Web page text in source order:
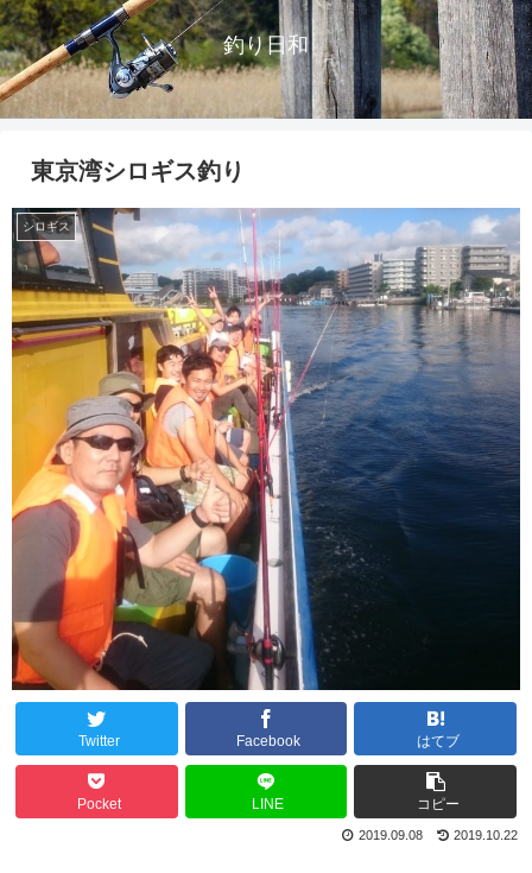
釣り日和
東京湾シロギス釣り
シロギス
Twitter Facebook はてブ
Pocket LINE コピー
2019.10.22
2019.09.08